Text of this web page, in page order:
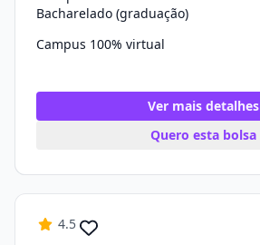
Bacharelado (graduação)
Campus 100% virtual
Ver mais detalhes
Quero esta bolsa
4.5